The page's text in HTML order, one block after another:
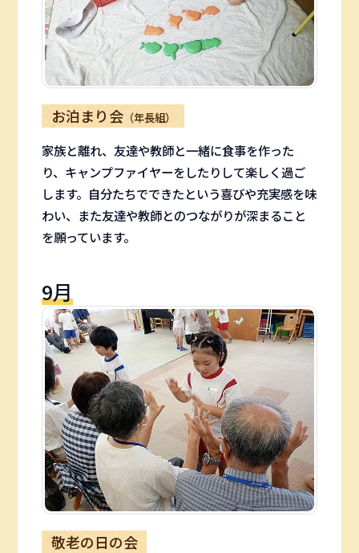
お泊まり会（年長組）
家族と離れ、友達や教師と一緒に食事を作った
り、キャンプファイヤーをしたりして楽しく過ご
します。自分たちでできたという喜びや充実感を味
わい、また友達や教師とのつながりが深まること
を願っています。
9月
敬老の日の会